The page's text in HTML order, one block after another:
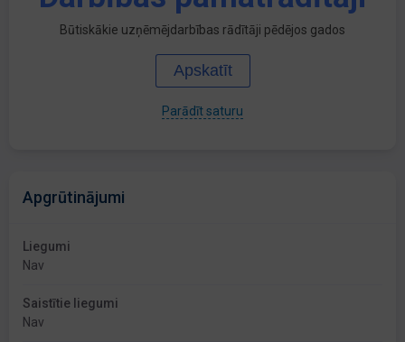
Būtiskākie uzņēmējdarbības rādītāji pēdējos gados
Apskatīt
Parādīt saturu
Apgrūtinājumi
Liegumi
Nav
Saistītie liegumi
Nav